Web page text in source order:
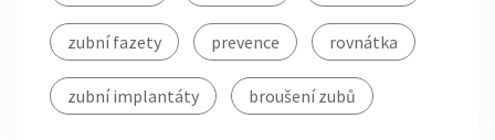
zubní fazety prevence rovnátka
zubní implantáty broušení zubů